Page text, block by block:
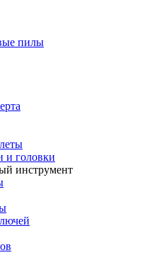
пилы
и головки
инструмент